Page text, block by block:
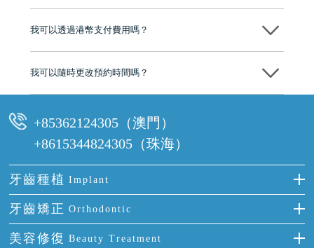
我可以透過港幣支付費用嗎？
我可以隨時更改預約時間嗎？
+85362124305（澳門）
+8615344824305（珠海）
牙齒種植 Implant
種牙
單顆牙缺失
牙齒矯正 Orthodontic
隱形箍牙
美容修復 Beauty Treatment